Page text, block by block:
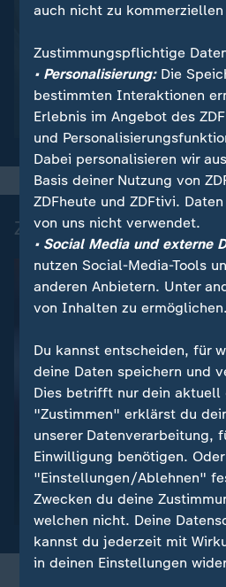
Nachrichten | heute 19:00 Uhr
Trotz Krieg:
Leihmutterschaft in der
Ukraine
Video1:38
Zuletzt auf ZDFheute
Zwischen Glamour und Chaos:
Lena Gercke: Vom Model
Unternehmerin
auch nicht zu kommerziellen
Zustimmungspflichtige
• Personalisierung:Die
bestimmten Interaktionen
Erlebnis im Angebot des
und
Dabei personalisieren wir
Basis deiner Nutzung von
ZDFheute und ZDFtivi.
von uns nicht verwendet.
• Social Media und externe
nutzen Social-Media-Tools
anderen Anbietern. Unter
von Inhalten zu ermöglichen.
Du kannst entscheiden, für
deine Daten speichern und
Dies betrifft nur dein aktuell
"Zustimmen" erklärst du
unserer Datenverarbeitung,
Einwilligung benötigen.
"Einstellungen/Ablehnen"
Zwecken du deine
welchen nicht. Deine
kannst du jederzeit mit
in deinen Einstellungen